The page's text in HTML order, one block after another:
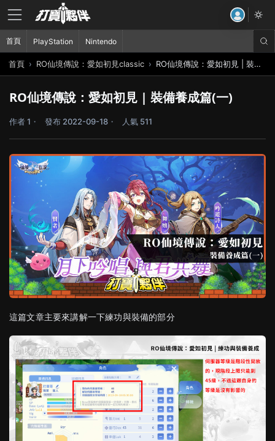
首頁 RO仙境傳說：愛如初見classic RO仙境傳說：愛如初見 | 裝備養成篇(一)
RO仙境傳說：愛如初見 | 裝備養成篇(一)
作者 1 發布 2022-09-18 人氣 511
這篇文章主要來講解一下練功與裝備的部分
首頁 PlayStation Nintendo